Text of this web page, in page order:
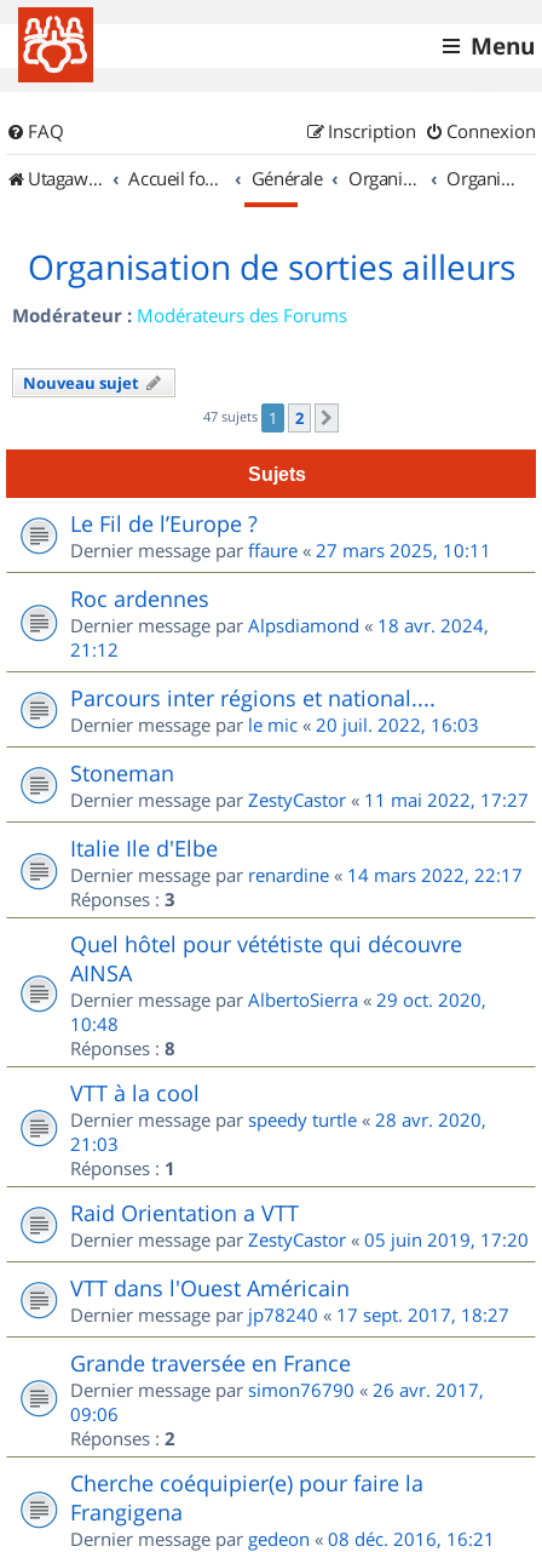
Menu
FAQ Connexion
Inscription
UtagawaVTT (Randos VTT et VTTAE avec traces GPS)
Accueil forum Générale Organisation de sorties & Recherche de partenaires Organisation de sorties ailleurs
Organisation de sorties ailleurs
Modérateur : Modérateurs des Forums
Nouveau sujet
47 sujets 1 2
Sujets
Le Fil de l’Europe ?
Dernier message par ffaure « 27 mars 2025, 10:11
Roc ardennes
Dernier message par Alpsdiamond « 18 avr. 2024,
21:12
Parcours inter régions et national....
Dernier message par le mic « 20 juil. 2022, 16:03
Stoneman
Dernier message par ZestyCastor « 11 mai 2022, 17:27
Italie Ile d'Elbe
Dernier message par renardine « 14 mars 2022, 22:17
Réponses : 3
Quel hôtel pour vététiste qui découvre
AINSA
Dernier message par AlbertoSierra « 29 oct. 2020,
10:48
Réponses : 8
VTT à la cool
Dernier message par speedy turtle « 28 avr. 2020,
21:03
Réponses : 1
Raid Orientation a VTT
Dernier message par ZestyCastor « 05 juin 2019, 17:20
VTT dans l'Ouest Américain
Dernier message par jp78240 « 17 sept. 2017, 18:27
Grande traversée en France
Dernier message par simon76790 « 26 avr. 2017,
09:06
Réponses : 2
Cherche coéquipier(e) pour faire la
Frangigena
Dernier message par gedeon « 08 déc. 2016, 16:21